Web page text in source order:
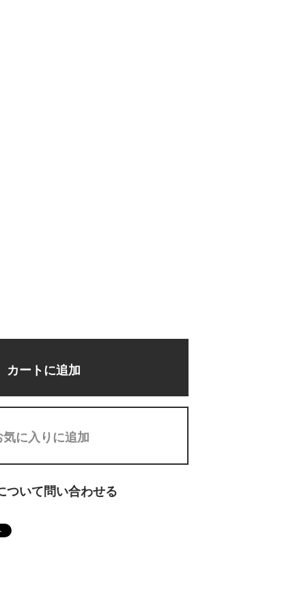
カートに追加
気に入りに追加
ついて問い合わせる